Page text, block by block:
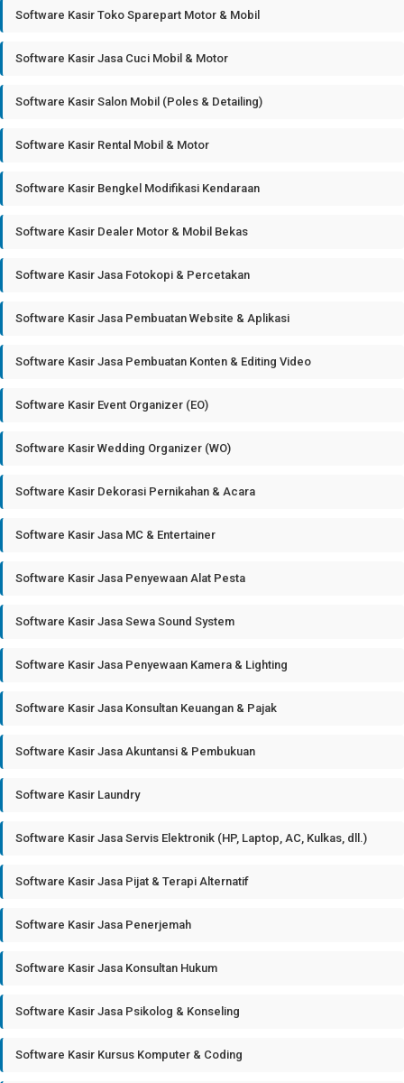
Software Kasir Toko Sparepart Motor & Mobil
Software Kasir Jasa Cuci Mobil & Motor
Software Kasir Salon Mobil (Poles & Detailing)
Software Kasir Rental Mobil & Motor
Software Kasir Bengkel Modifikasi Kendaraan
Software Kasir Dealer Motor & Mobil Bekas
Software Kasir Jasa Fotokopi & Percetakan
Software Kasir Jasa Pembuatan Website & Aplikasi
Software Kasir Jasa Pembuatan Konten & Editing Video
Software Kasir Event Organizer (EO)
Software Kasir Wedding Organizer (WO)
Software Kasir Dekorasi Pernikahan & Acara
Software Kasir Jasa MC & Entertainer
Software Kasir Jasa Penyewaan Alat Pesta
Software Kasir Jasa Sewa Sound System
Software Kasir Jasa Penyewaan Kamera & Lighting
Software Kasir Jasa Konsultan Keuangan & Pajak
Software Kasir Jasa Akuntansi & Pembukuan
Software Kasir Laundry
Software Kasir Jasa Servis Elektronik (HP, Laptop, AC, Kulkas, dll.)
Software Kasir Jasa Pijat & Terapi Alternatif
Software Kasir Jasa Penerjemah
Software Kasir Jasa Konsultan Hukum
Software Kasir Jasa Psikolog & Konseling
Software Kasir Kursus Komputer & Coding